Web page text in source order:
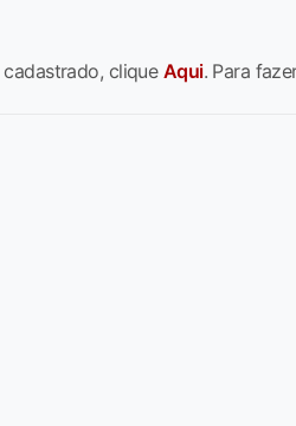
cliqueAqui. Para